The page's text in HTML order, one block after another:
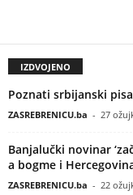
IZDVOJENO
Poznati srbijanski
ZASREBRENICU.ba - 27
Banjalučki novinar
a bogme i
ZASREBRENICU.ba - 22